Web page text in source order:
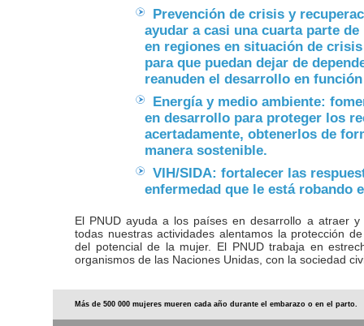
Prevención de crisis y
ayudar a casi una cuarta parte
en regiones en situación de
para que puedan dejar de
reanuden el desarrollo en
Energía y medio ambiente:
en desarrollo para proteger los
acertadamente, obtenerlos de
manera sostenible.
VIH/SIDA: fortalecer las
enfermedad que le está robando
El PNUD ayuda a los países en desarrollo a atraer
todas nuestras actividades alentamos la protección
del potencial de la mujer. El PNUD trabaja en
organismos de las Naciones Unidas, con la sociedad
Más de 500 000 mujeres mueren cada año durante el embarazo o en el parto.